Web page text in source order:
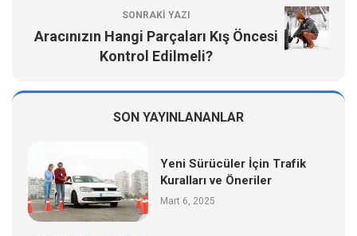
SONRAKI YAZI
Aracınızın Hangi Parçaları Kış Öncesi
Kontrol Edilmeli?
SON YAYINLANANLAR
Yeni Sürücüler İçin Trafik
Kuralları ve Öneriler
Mart 6, 2025